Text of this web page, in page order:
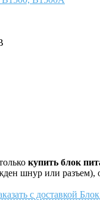
купить блок
шнур или разъем),
с доставкой